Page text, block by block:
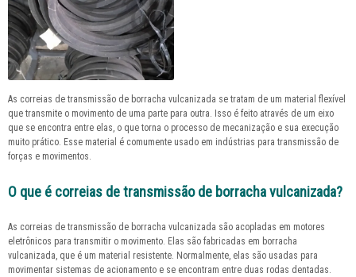
As correias de transmissão de borracha vulcanizada se tratam de um material flexível
que transmite o movimento de uma parte para outra. Isso é feito através de um eixo
que se encontra entre elas, o que torna o processo de mecanização e sua execução
muito prático. Esse material é comumente usado em indústrias para transmissão de
forças e movimentos.
O que é correias de transmissão de borracha vulcanizada?
As correias de transmissão de borracha vulcanizada são acopladas em motores
eletrônicos para transmitir o movimento. Elas são fabricadas em borracha
vulcanizada, que é um material resistente. Normalmente, elas são usadas para
movimentar sistemas de acionamento e se encontram entre duas rodas dentadas.